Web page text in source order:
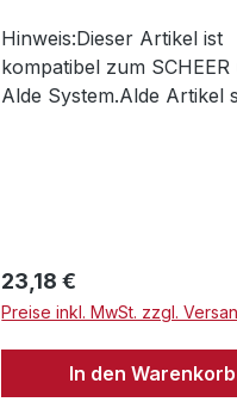
Hinweis:Dieser Artikel ist
kompatibel zum SCHEER
Alde System.Alde Artikel
Regulärer Preis:
23,18 €
Preise inkl. MwSt. zzgl.
In den Warenkorb